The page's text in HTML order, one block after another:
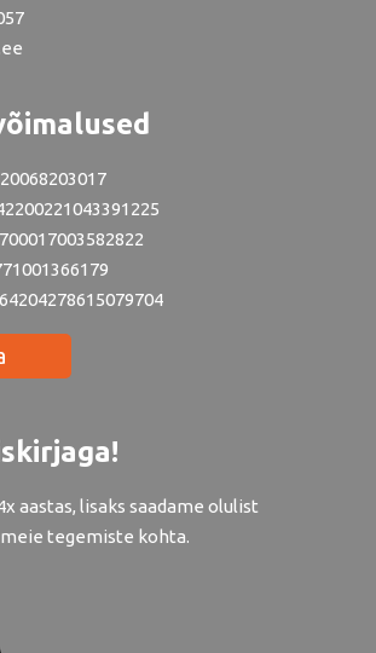
aastas, lisaks saadame olulist
tegemiste kohta.